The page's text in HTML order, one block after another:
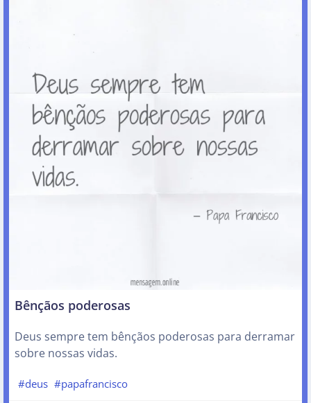
Bênçãos poderosas
Deus sempre tem bênçãos poderosas para derramar
sobre nossas vidas.
#deus #papafrancisco